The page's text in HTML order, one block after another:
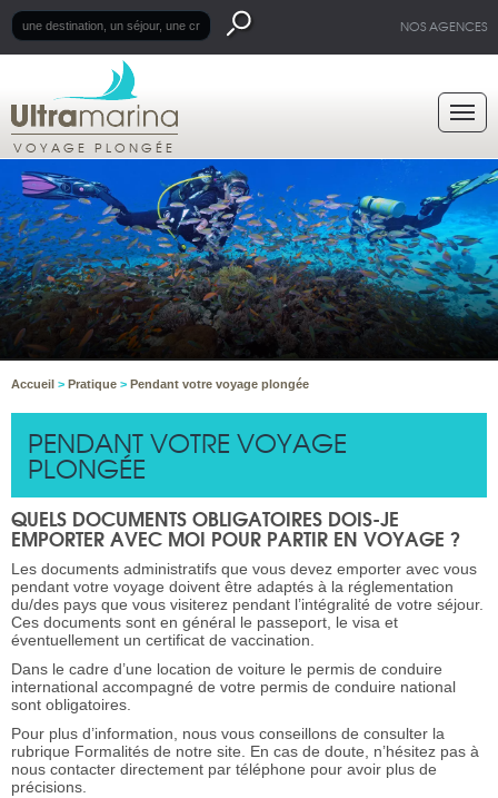
NOS AGENCES
VOYAGE PLONGÉE
Accueil > Pratique > Pendant votre voyage plongée
PENDANT VOTRE VOYAGE
PLONGÉE
QUELS DOCUMENTS OBLIGATOIRES DOIS-JE
EMPORTER AVEC MOI POUR PARTIR EN VOYAGE ?
Les documents administratifs que vous devez emporter avec vous
pendant votre voyage doivent être adaptés à la réglementation
du/des pays que vous visiterez pendant l’intégralité de votre séjour.
Ces documents sont en général le passeport, le visa et
éventuellement un certificat de vaccination.
Dans le cadre d’une location de voiture le permis de conduire
international accompagné de votre permis de conduire national
sont obligatoires.
Pour plus d’information, nous vous conseillons de consulter la
rubrique Formalités de notre site. En cas de doute, n’hésitez pas à
nous contacter directement par téléphone pour avoir plus de
précisions.